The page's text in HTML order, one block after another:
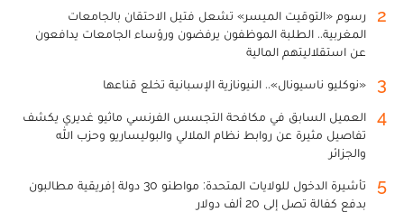
2
رسوم «التوقيت الميسر» تشعل فتيل الاحتقان بالجامعات
المغربية.. الطلبة الموظفون يرفضون ورؤساء الجامعات يدافعون
عن استقلاليتهم المالية
3 «نوكليو ناسيونال».. النيونازية الإسبانية تخلع قناعها
4
العميل السابق في مكافحة التجسس الفرنسي ماثيو غديري يكشف
تفاصيل مثيرة عن روابط نظام الملالي والبوليساريو وحزب الله
والجزائر
5
تأشيرة الدخول للولايات المتحدة: مواطنو 30 دولة إفريقية مطالبون
بدفع كفالة تصل إلى 20 ألف دولار